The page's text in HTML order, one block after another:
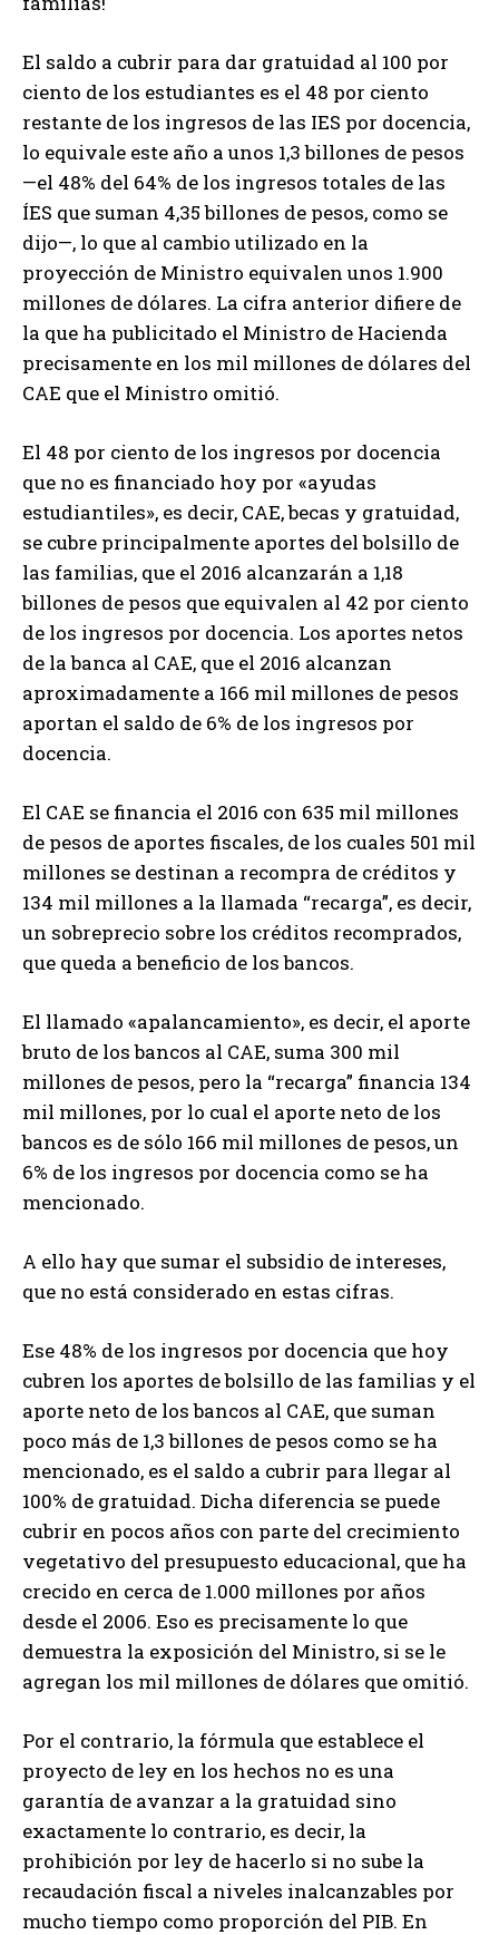
El saldo a cubrir para dar gratuidad al 100 por
ciento de los estudiantes es el 48 por ciento
restante de los ingresos de las IES por docencia,
lo equivale este año a unos 1,3 billones de pesos
—el 48% del 64% de los ingresos totales de las
ÍES que suman 4,35 billones de pesos, como se
dijo—, lo que al cambio utilizado en la
proyección de Ministro equivalen unos 1.900
millones de dólares. La cifra anterior difiere de
la que ha publicitado el Ministro de Hacienda
precisamente en los mil millones de dólares del
CAE que el Ministro omitió.
El 48 por ciento de los ingresos por docencia
que no es financiado hoy por «ayudas
estudiantiles», es decir, CAE, becas y gratuidad,
se cubre principalmente aportes del bolsillo de
las familias, que el 2016 alcanzarán a 1,18
billones de pesos que equivalen al 42 por ciento
de los ingresos por docencia. Los aportes netos
de la banca al CAE, que el 2016 alcanzan
aproximadamente a 166 mil millones de pesos
aportan el saldo de 6% de los ingresos por
docencia.
El CAE se financia el 2016 con 635 mil millones
de pesos de aportes fiscales, de los cuales 501 mil
millones se destinan a recompra de créditos y
134 mil millones a la llamada “recarga”, es decir,
un sobreprecio sobre los créditos recomprados,
que queda a beneficio de los bancos.
El llamado «apalancamiento», es decir, el aporte
bruto de los bancos al CAE, suma 300 mil
millones de pesos, pero la “recarga” financia 134
mil millones, por lo cual el aporte neto de los
bancos es de sólo 166 mil millones de pesos, un
6% de los ingresos por docencia como se ha
mencionado.
A ello hay que sumar el subsidio de intereses,
que no está considerado en estas cifras.
Ese 48% de los ingresos por docencia que hoy
cubren los aportes de bolsillo de las familias y el
aporte neto de los bancos al CAE, que suman
poco más de 1,3 billones de pesos como se ha
mencionado, es el saldo a cubrir para llegar al
100% de gratuidad. Dicha diferencia se puede
cubrir en pocos años con parte del crecimiento
vegetativo del presupuesto educacional, que ha
crecido en cerca de 1.000 millones por años
desde el 2006. Eso es precisamente lo que
demuestra la exposición del Ministro, si se le
agregan los mil millones de dólares que omitió.
Por el contrario, la fórmula que establece el
proyecto de ley en los hechos no es una
garantía de avanzar a la gratuidad sino
exactamente lo contrario, es decir, la
prohibición por ley de hacerlo si no sube la
recaudación fiscal a niveles inalcanzables por
mucho tiempo como proporción del PIB. En